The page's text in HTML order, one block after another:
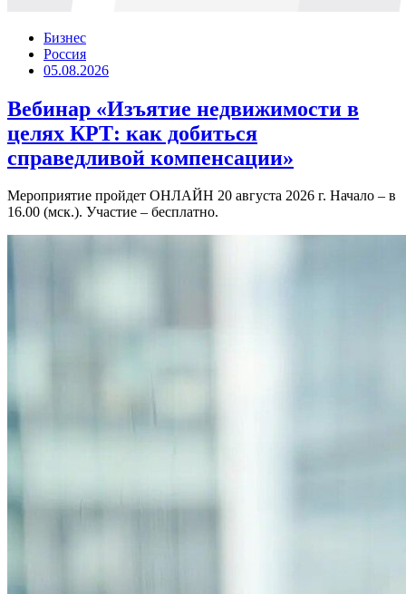
Бизнес
Россия
05.08.2026
Вебинар «Изъятие недвижимости в
целях КРТ: как добиться
справедливой компенсации»
Мероприятие пройдет ОНЛАЙН 20 августа 2026 г. Начало – в
16.00 (мск.). Участие – бесплатно.